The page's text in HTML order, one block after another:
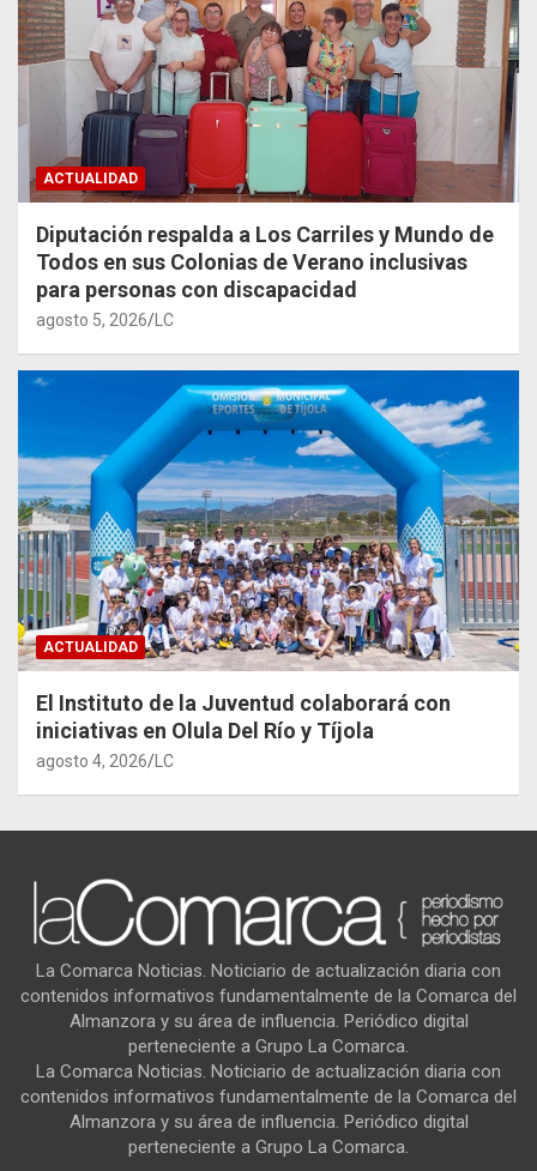
ACTUALIDAD
Diputación respalda a Los Carriles y Mundo de
Todos en sus Colonias de Verano inclusivas
para personas con discapacidad
agosto 5, 2026 LC
ACTUALIDAD
El Instituto de la Juventud colaborará con
iniciativas en Olula Del Río y Tíjola
agosto 4, 2026 LC
La Comarca Noticias. Noticiario de actualización diaria con
contenidos informativos fundamentalmente de la Comarca del
Almanzora y su área de influencia. Periódico digital
perteneciente a Grupo La Comarca.
La Comarca Noticias. Noticiario de actualización diaria con
contenidos informativos fundamentalmente de la Comarca del
Almanzora y su área de influencia. Periódico digital
perteneciente a Grupo La Comarca.